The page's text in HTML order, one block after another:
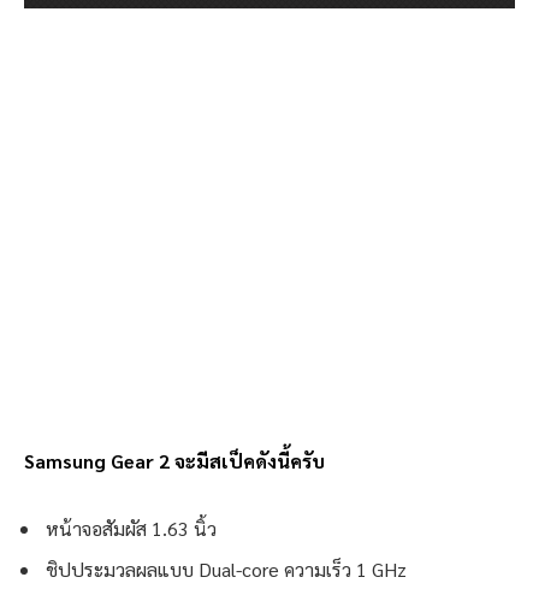
Samsung Gear 2 จะมีสเป็คดังนี้ครับ
หน้าจอสัมผัส 1.63 นิ้ว
ชิปประมวลผลแบบ Dual-core ความเร็ว 1 GHz